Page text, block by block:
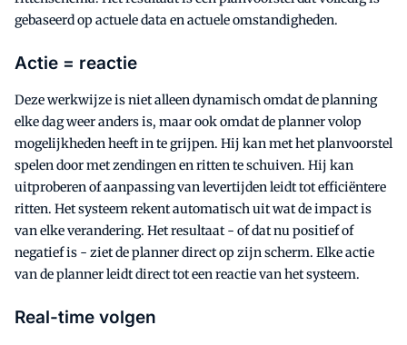
gebaseerd op actuele data en actuele omstandigheden.
Actie = reactie
Deze werkwijze is niet alleen dynamisch omdat de planning
elke dag weer anders is, maar ook omdat de planner volop
mogelijkheden heeft in te grijpen. Hij kan met het planvoorstel
spelen door met zendingen en ritten te schuiven. Hij kan
uitproberen of aanpassing van levertijden leidt tot efficiëntere
ritten. Het systeem rekent automatisch uit wat de impact is
van elke verandering. Het resultaat - of dat nu positief of
negatief is - ziet de planner direct op zijn scherm. Elke actie
van de planner leidt direct tot een reactie van het systeem.
Real-time volgen